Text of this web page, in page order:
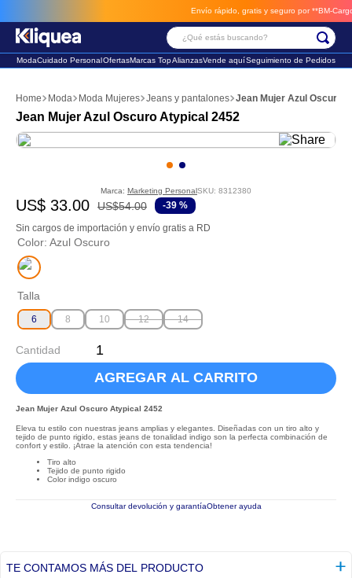
Envío rápido, gratis y seguro por **BM-Cargo**
¿Qué estás buscando?
ModaCuidado PersonalOfertasMarcas TopAlianzasVende aquíSeguimiento de Pedidos
Moda Moda Mujeres Jeans y pantalones Jean Mujer Azul Oscuro
Jean Mujer Azul Oscuro Atypical 2452
Marca: Marketing PersonalSKU: 8312380
US$ 33.00 US$54.00 -39 %
Sin cargos de importación y envío gratis a RD
Color: Azul Oscuro
Talla
6 8 10 12 14
Cantidad
AGREGAR AL CARRITO
Jean Mujer Azul Oscuro Atypical 2452
Eleva tu estilo con nuestras jeans amplias y elegantes. Diseñadas con un tiro alto y
tejido de punto rigido, estas jeans de tonalidad indigo son la perfecta combinación de
confort y estilo. ¡Atrae la atención con esta tendencia!
Tiro alto
Tejido de punto rigido
Color indigo oscuro
Consultar devolución y garantíaObtener ayuda
TE CONTAMOS MÁS DEL PRODUCTO
2. sandalia